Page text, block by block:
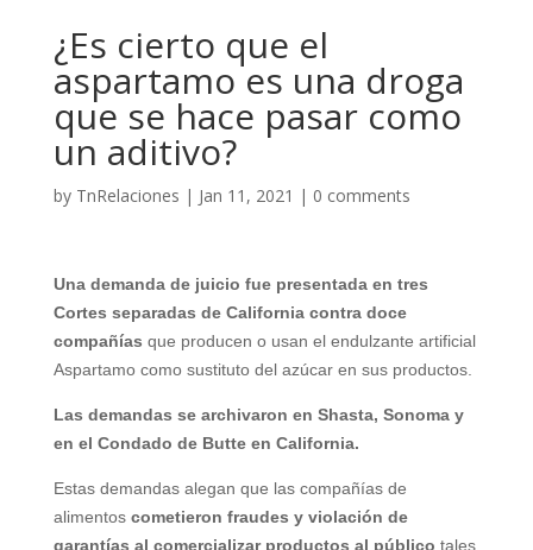
¿Es cierto que el
aspartamo es una droga
que se hace pasar como
un aditivo?
by TnRelaciones | Jan 11, 2021 | 0 comments
Una demanda de juicio fue presentada en tres
Cortes separadas de California contra doce
compañías que producen o usan el endulzante artificial
Aspartamo como sustituto del azúcar en sus productos.
Las demandas se archivaron en Shasta, Sonoma y
en el Condado de Butte en California.
Estas demandas alegan que las compañías de
alimentos cometieron fraudes y violación de
garantías al comercializar productos al público tales